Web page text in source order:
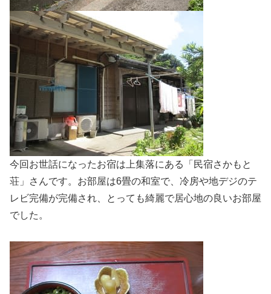
今回お世話になったお宿は上集落にある「民宿さかもと
荘」さんです。お部屋は6畳の和室で、冷房や地デジのテ
レビ完備が完備され、とっても綺麗で居心地の良いお部屋
でした。